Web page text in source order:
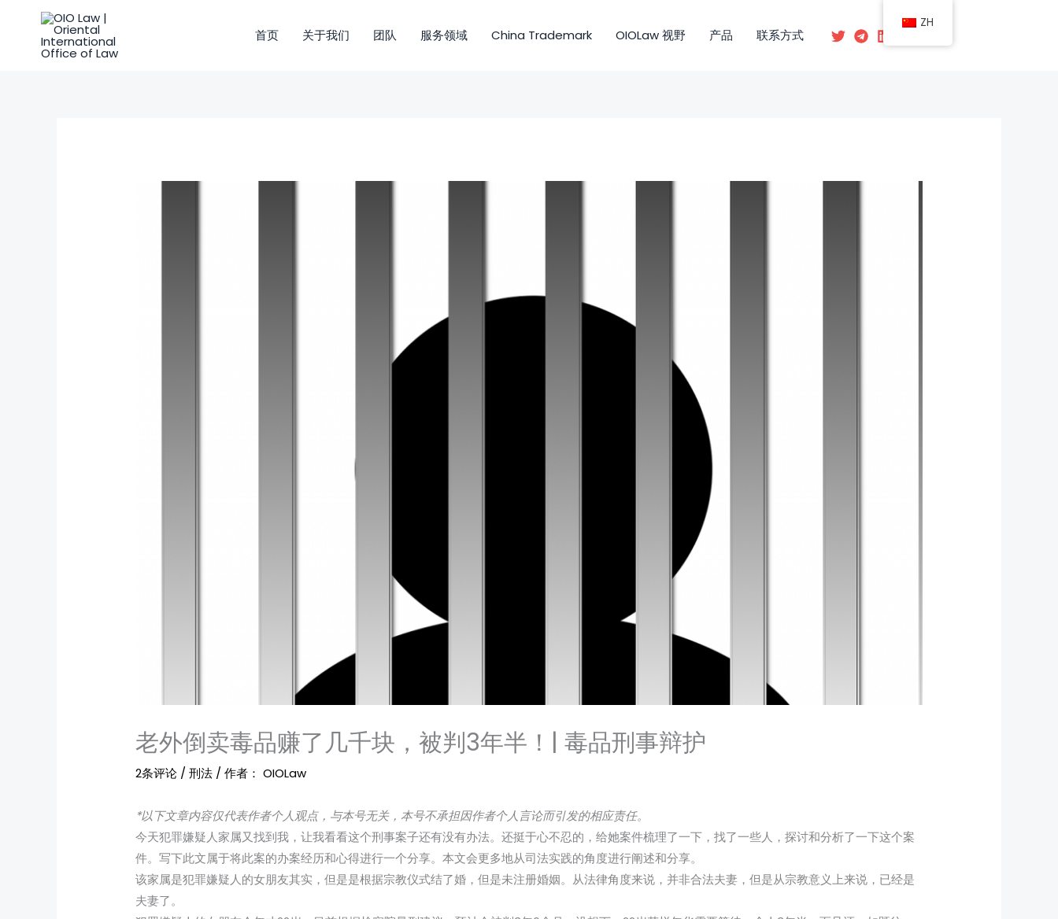
首页 关于我们 团队 服务领域 China Trademark OIOLaw 视野 产品 联系方式
老外倒卖毒品赚了几千块，被判3年半！| 毒品刑事辩护
2条评论 /刑法 / 作者： OIOLaw
*以下文章内容仅代表作者个人观点，与本号无关，本号不承担因作者个人言论而引发的相应责任。
今天犯罪嫌疑人家属又找到我，让我看看这个刑事案子还有没有办法。还挺于心不忍的，给她案件梳理了一下，找了一些人，探讨和分析了一下这个案
件。写下此文属于将此案的办案经历和心得进行一个分享。本文会更多地从司法实践的角度进行阐述和分享。
该家属是犯罪嫌疑人的女朋友其实，但是是根据宗教仪式结了婚，但是未注册婚姻。从法律角度来说，并非合法夫妻，但是从宗教意义上来说，已经是
夫妻了。
ZH